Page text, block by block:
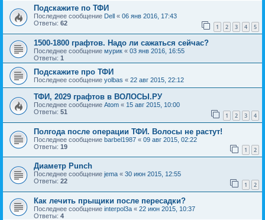
Подскажите по ТФИ
Последнее сообщение Dell « 06 янв 2016, 17:43
Ответы: 62 1 2 3 4 5
1500-1800 графтов. Надо ли сажаться сейчас?
Последнее сообщение мурик « 03 янв 2016, 16:55
Ответы: 1
Подскажите про ТФИ
Последнее сообщение yolbas « 22 авг 2015, 22:12
ТФИ, 2029 графтов в ВОЛОСЫ.РУ
Последнее сообщение Atom « 15 авг 2015, 10:00
Ответы: 51 1 2 3 4
Полгода после операции ТФИ. Волосы не растут!
Последнее сообщение barbel1987 « 09 авг 2015, 02:22
Ответы: 19 1 2
Диаметр Punch
Последнее сообщение jema « 30 июн 2015, 12:55
Ответы: 22 1 2
Как лечить прыщики после пересадки?
Последнее сообщение interpol3a « 22 июн 2015, 10:37
Ответы: 4